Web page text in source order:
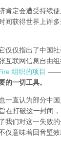
肯定会遭受持续
获得世界上许
仅仅指出了中国
联网信息自由
组织的项目 ——
的一切工具。
一直认为部分
旨在打破这一封闭
我们对这一失败
意味着回音壁效